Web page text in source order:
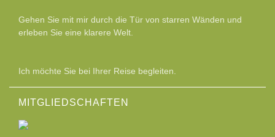
Gehen Sie mit mir durch die Tür von starren Wänden und
erleben Sie eine klarere Welt.
Ich möchte Sie bei Ihrer Reise begleiten.
MITGLIEDSCHAFTEN